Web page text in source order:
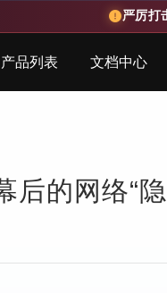
严厉打
产品列表 文档中心
后的网络“